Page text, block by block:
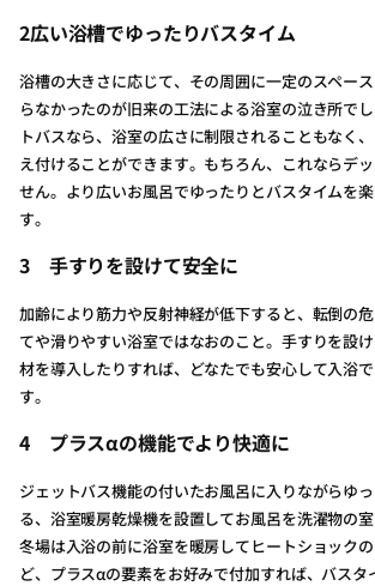
2広い浴槽でゆったりバスタイム
浴槽の大きさに応じて、その周囲に一定のスペー
らなかったのが旧来の工法による浴室の泣き所で
トバスなら、浴室の広さに制限されることもなく
え付けることができます。もちろん、これならデ
せん。より広いお風呂でゆったりとバスタイムを
す。
3 手すりを設けて安全に
加齢により筋力や反射神経が低下すると、転倒の
てや滑りやすい浴室ではなおのこと。手すりを設
材を導入したりすれば、どなたでも安心して入浴
す。
4 プラスαの機能でより快適に
ジェットバス機能の付いたお風呂に入りながらゆ
る、浴室暖房乾燥機を設置してお風呂を洗濯物の室
冬場は入浴の前に浴室を暖房してヒートショック
ど、プラスαの要素をお好みで付加すれば、バスタ